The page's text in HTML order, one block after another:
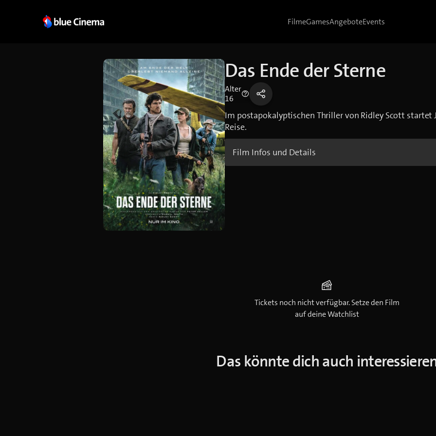
FilmeGamesAngeboteEvents
Das Ende der Sterne
Alter
16
Im postapokalyptischen Thriller von Ridley Scott startet
Reise.
Film Infos und Details
Tickets noch nicht verfügbar. Setze den Film
auf deine Watchlist
Das könnte dich auch